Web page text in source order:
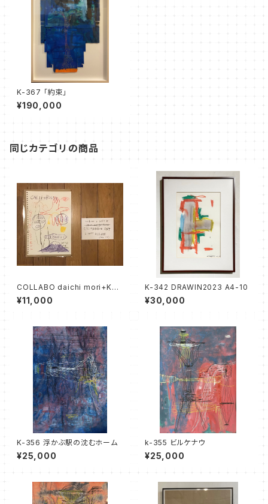
K-367 「約束」
¥190,000
同じカテゴリの商品
COLLABO daichi mori+KAT
O K
¥11,000
K-342 DRAWIN2023 A4-10
¥30,000
K-356 浮かぶ駅の沈むホーム
¥25,000
k-355 ビルケナウ
¥25,000